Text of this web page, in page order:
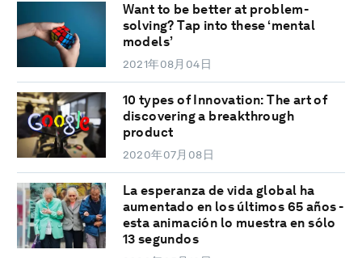
Want to be better at problem-
solving? Tap into these ‘mental
models’
2021年08月04日
10 types of Innovation: The art of
discovering a breakthrough
product
2020年07月08日
La esperanza de vida global ha
aumentado en los últimos 65 años -
esta animación lo muestra en sólo
13 segundos